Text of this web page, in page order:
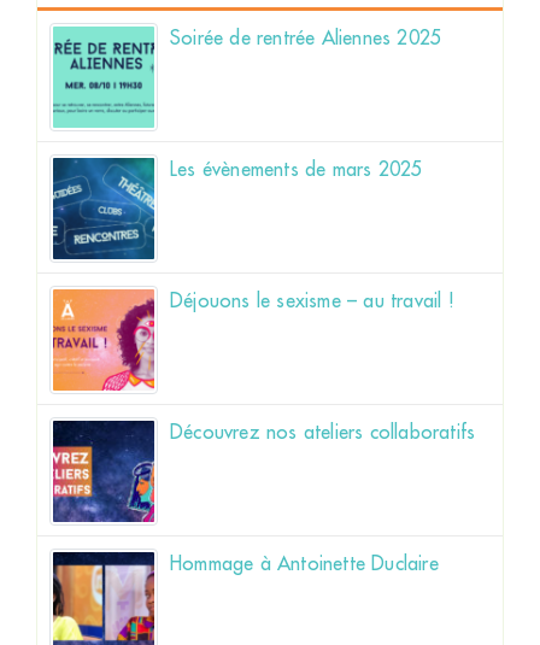
Soirée de rentrée Aliennes 2025
Les évènements de mars 2025
Déjouons le sexisme – au travail !
Découvrez nos ateliers collaboratifs
Hommage à Antoinette Duclaire